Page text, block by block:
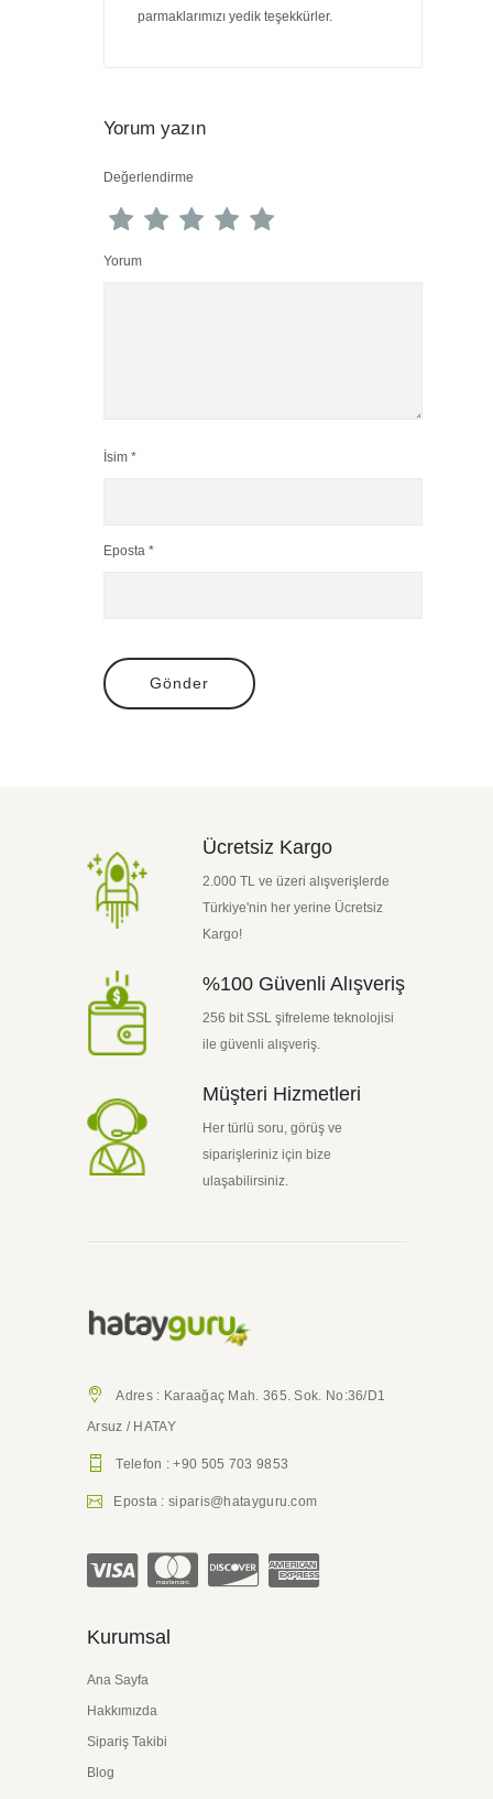
parmaklarımızı yedik teşekkürler.
Yorum yazın
Değerlendirme
Yorum
İsim *
Eposta *
Gönder
Ücretsiz Kargo
2.000 TL ve üzeri alışverişlerde
Türkiye'nin her yerine Ücretsiz
Kargo!
%100 Güvenli Alışveriş
256 bit SSL şifreleme teknolojisi
ile güvenli alışveriş.
Müşteri Hizmetleri
Her türlü soru, görüş ve
siparişleriniz için bize
ulaşabilirsiniz.
Adres : Karaağaç Mah. 365. Sok. No:36/D1
Arsuz / HATAY
Telefon : +90 505 703 9853
Eposta : siparis@hatayguru.com
Kurumsal
Ana Sayfa
Hakkımızda
Sipariş Takibi
Blog